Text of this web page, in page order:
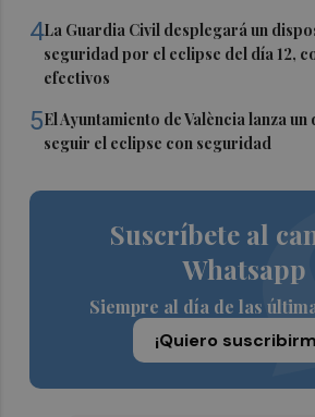
4La Guardia Civil desplegará un
seguridad por el eclipse del día 12,
efectivos
5El Ayuntamiento de València lanza
seguir el eclipse con seguridad
Suscríbete al
Whatsapp
Siempre al día de las
¡Quiero